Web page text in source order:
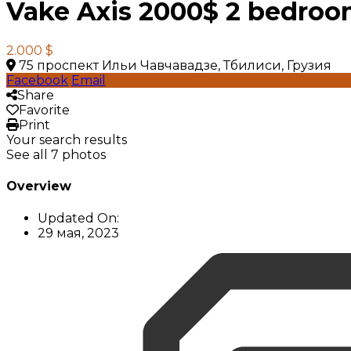
Vake Axis 2000$ 2
2.000 $
75 проспект Ильи Чавчавадзе, Тбилиси, Грузия
Facebook Email
Share
Favorite
Print
Your search results
See all 7 photos
Overview
Updated On:
29 мая, 2023